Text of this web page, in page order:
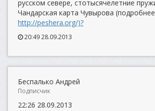
русском севере, стотысячелетние
Чандарская карта Чувырова
http://peshera.org/)?
20:49 28.09.2013
Беспалько Андрей
Подписчик
22:26 28.09.2013